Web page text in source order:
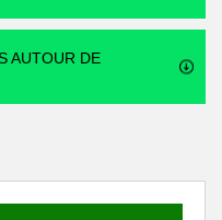
AUTOUR DE